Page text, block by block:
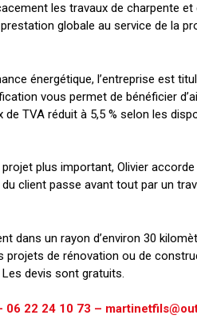
les travaux de charpente et
globale au service de la
énergétique, l’entreprise est
vous permet de bénéficier
TVA réduit à 5,5 % selon les
projet plus important, Olivier
client passe avant tout par un
dans un rayon d’environ 30
de rénovation ou de
devis sont gratuits.
06 22 24 10 73 –